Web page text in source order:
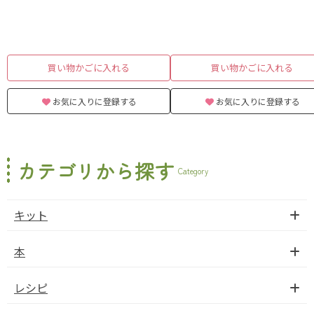
買い物かごに入れる
お気に入りに登録する
買い物かごに入れる
お気に入りに登録する
カテゴリから探す Category
キット
本
レシピ